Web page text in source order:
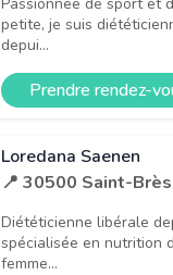
petite, je suis
depui...
Prendre rendez-
Loredana Saenen
📍 30500 Saint-Brès
Diététicienne libérale
spécialisée en nutrition
femme...